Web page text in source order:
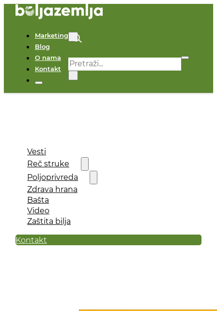
Marketing
Blog
O nama
Kontakt
Pretraga
Vesti
Reč struke
Poljoprivreda
Zdrava hrana
Bašta
Video
Zaštita bilja
Kontakt